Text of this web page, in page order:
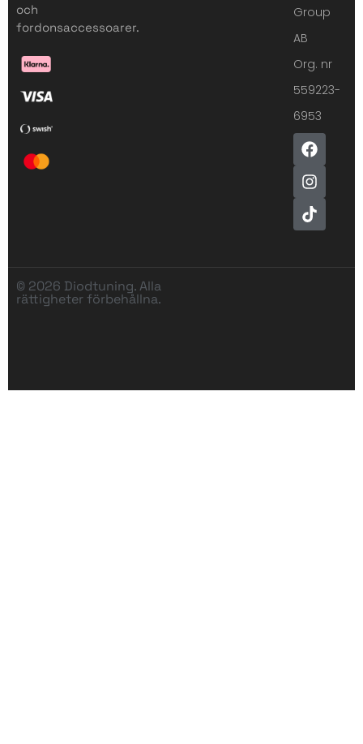
och
fordonsaccessoarer.
Group
AB
Org. nr
559223-
6953
© 2026 Diodtuning. Alla
rättigheter förbehållna.